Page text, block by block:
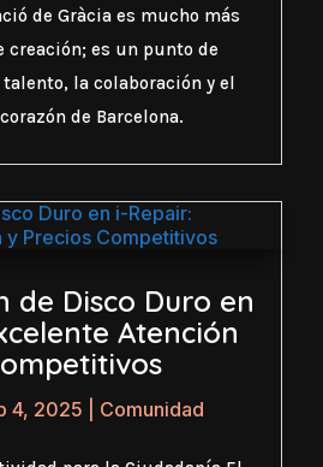
de Gràcia es mucho más
creación; es un punto de
la colaboración y el
de Barcelona.
de Disco Duro en
Atención
4, 2025 Comunidad